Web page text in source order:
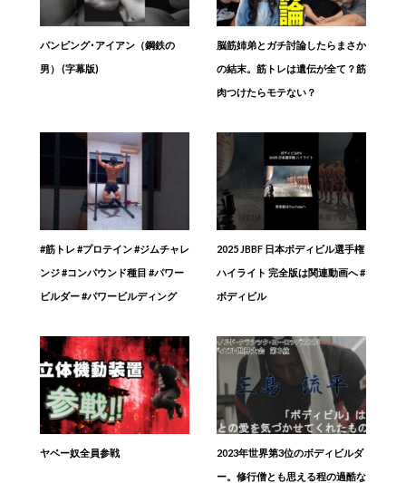
パンピング･アイアン（鋼鉄の
男） (字幕版)
脳筋姉弟とガチ討論したらまさか
の結末。筋トレは遺伝が全て？筋
肉つけたらモテない？
#筋トレ #プロテイン #ジムチャレ
ンジ #コンパウンド種目 #パワー
ビルダー #パワービルディング
2025 JBBF 日本ボディビル選手権
ハイライト 完全版は関連動画へ #
ボディビル
ヤベー奴全員参戦
2023年世界第3位のボディビルダ
ー。修行僧とも思える程の過酷な